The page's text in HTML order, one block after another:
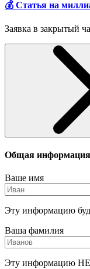
💰 Статья на
Заявка в закрытый
Общая информация
Ваше имя
Эту информацию
Ваша фамилия
Эту информацию НЕ